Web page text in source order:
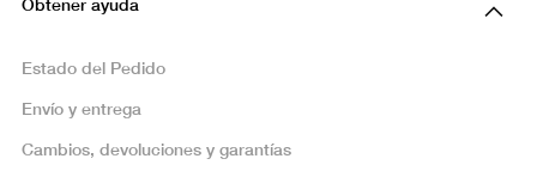
Obtener ayuda
Estado del Pedido
Envío y entrega
Cambios, devoluciones y garantías